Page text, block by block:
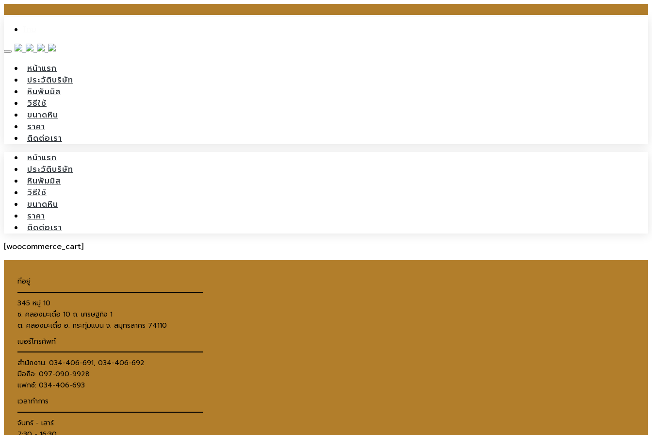
content
หน้าแรก
ประวัติบริษัท
หินพัมมิส
วิธีใช้
ขนาดหิน
ราคา
ติดต่อเรา
หน้าแรก
ประวัติบริษัท
หินพัมมิส
วิธีใช้
ขนาดหิน
ราคา
ติดต่อเรา
[woocommerce_cart]
ที่อยู่
345 หมู่ 10
ซ. คลองมะเดื่อ 10 ถ. เศรษฐกิจ 1
ต. คลองมะเดื่อ อ. กระทุ่มแบน จ. สมุทรสาคร 74110
เบอร์โทรศัพท์
สำนักงาน: 034-406-691, 034-406-692
มือถือ: 097-090-9928
แฟกซ์: 034-406-693
เวลาทำการ
จันทร์ - เสาร์